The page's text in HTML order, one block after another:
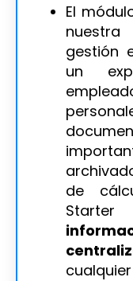
El
nuestra
gestión
un
de